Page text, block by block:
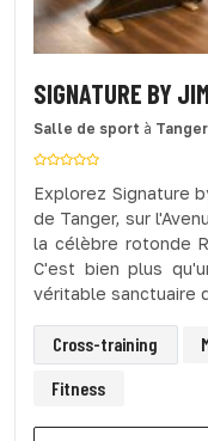
SIGNATURE BY
Salle de sport à Tanger
Explorez Signature
de Tanger, sur
la célèbre rotonde
C'est bien plus
véritable sanctuaire
Cross-training
Fitness